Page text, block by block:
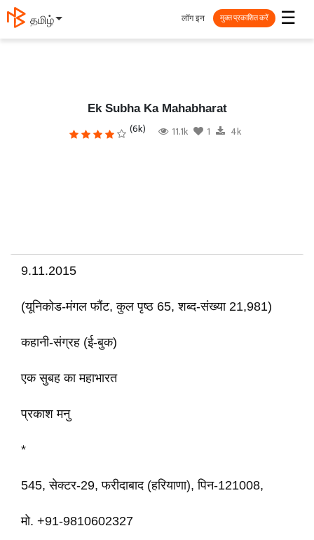
தமிழ் ☰
लॉग इन मुक्त प्रकाशित करें
Ek Subha Ka Mahabharat
(6k) 11.1k 1 4k
9.11.2015
(यूनिकोड-मंगल फौंट, कुल पृष्ठ 65, शब्द-संख्या 21,981)
कहानी-संग्रह (ई-बुक)
एक सुबह का महाभारत
प्रकाश मनु
*
545, सेक्टर-29, फरीदाबाद (हरियाणा), पिन-121008,
मो. +91-9810602327